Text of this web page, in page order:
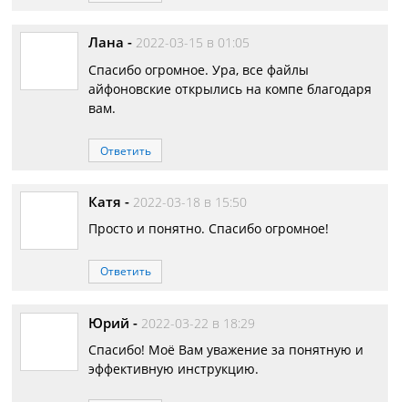
Лана - 2022-03-15 в 01:05
Спасибо огромное. Ура, все файлы
айфоновские открылись на компе благодаря
вам.
Ответить
Катя - 2022-03-18 в 15:50
Просто и понятно. Спасибо огромное!
Ответить
Юрий - 2022-03-22 в 18:29
Спасибо! Моё Вам уважение за понятную и
эффективную инструкцию.